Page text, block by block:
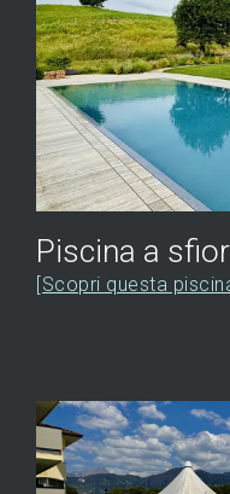
Piscina a
[Scopri questa